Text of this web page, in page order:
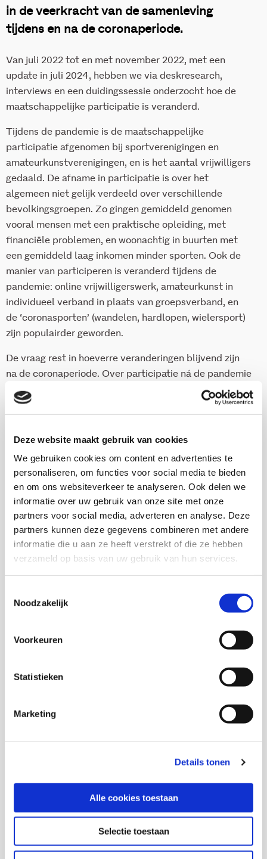
Deze website maakt gebruik van cookies
We gebruiken cookies om content en advertenties te
personaliseren, om functies voor social media te bieden
en om ons websiteverkeer te analyseren. Ook delen we
informatie over uw gebruik van onze site met onze
partners voor social media, adverteren en analyse. Deze
partners kunnen deze gegevens combineren met andere
informatie die u aan ze heeft verstrekt of die ze hebben
verzameld op basis van uw gebruik van hun services.
Noodzakelijk
Voorkeuren
Statistieken
Marketing
Details tonen
Alle cookies toestaan
Selectie toestaan
in de veerkracht van de samenleving
tijdens en na de coronaperiode.
Van juli 2022 tot en met november 2022, met een
update in juli 2024, hebben we via deskresearch,
interviews en een duidingssessie onderzocht hoe de
maatschappelijke participatie is veranderd.
Tijdens de pandemie is de maatschappelijke
participatie afgenomen bij sportverenigingen en
amateurkunstverenigingen, en is het aantal vrijwilligers
gedaald. De afname in participatie is over het
algemeen niet gelijk verdeeld over verschillende
bevolkingsgroepen. Zo gingen gemiddeld genomen
vooral mensen met een praktische opleiding, met
financiële problemen, en woonachtig in buurten met
een gemiddeld laag inkomen minder sporten. Ook de
manier van participeren is veranderd tijdens de
pandemie: online vrijwilligerswerk, amateurkunst in
individueel verband in plaats van groepsverband, en
de ‘coronasporten’ (wandelen, hardlopen, wielersport)
zijn populairder geworden.
De vraag rest in hoeverre veranderingen blijvend zijn
na de coronaperiode. Over participatie ná de pandemie
(vanaf 2022) bestaat nog geen compleet beeld. Wel
weten we dat maatschappelijke participatie over het
onderzoek naar sportparticipatie wijst uit dat het
problemen en 13- tot en met 18-jarigen keren minder
terug dan andere groepen.
Download deze publicatie
Onderzoekers
Onno de Zwart